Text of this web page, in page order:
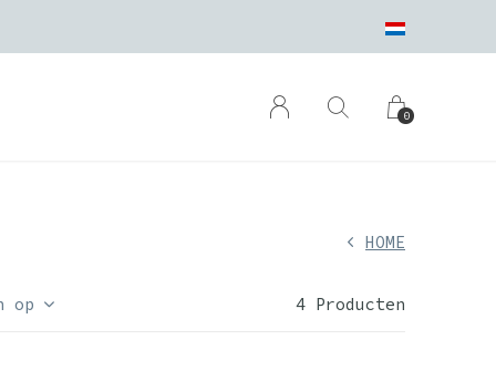
0
HOME
op 4 Producten